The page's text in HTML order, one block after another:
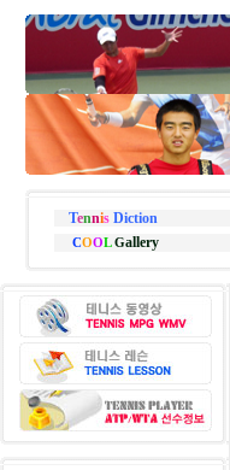
TennisDiction
COOLGallery